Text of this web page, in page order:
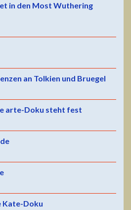
in den Most Wuthering
an Tolkien und Bruegel
arte-Doku steht fest
Kate-Doku